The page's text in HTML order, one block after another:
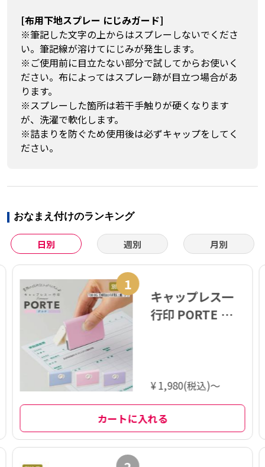
[布用下地スプレー にじみガード]
※筆記した文字の上からはスプレーしないでくださ
い。筆記線が溶けてにじみが発生します。
※ご使用前に目立たない部分で試してからお使いく
ださい。布によってはスプレー跡が目立つ場合があ
ります。
※スプレーした箇所は若干手触りが硬くなります
が、洗濯で軟化します。
※詰まりを防ぐため使用後は必ずキャップをしてく
ださい。
おなまえ付けのランキング
日別 週別 月別
1
キャップレス一
行印 PORTE ポル
¥ 1,980(税込)～
カートに入れる